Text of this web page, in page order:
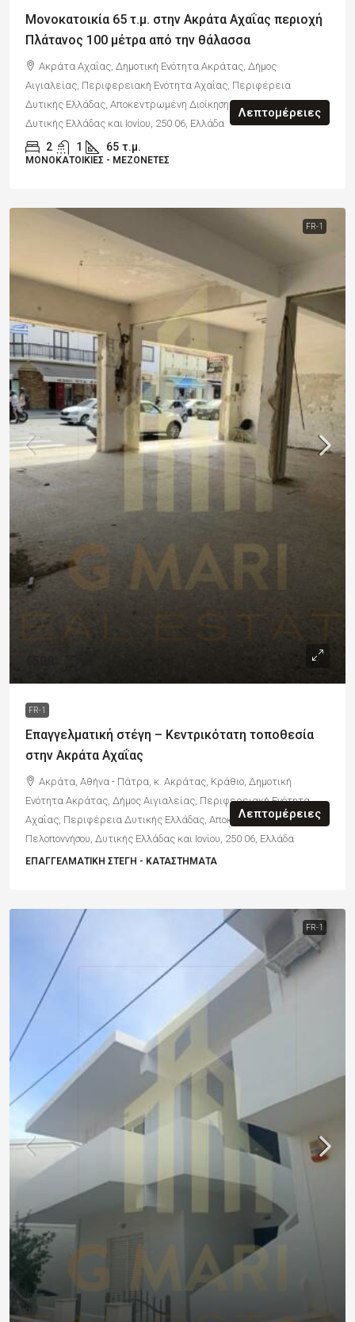
Μονοκατοικία 65 τ.μ. στην Ακράτα Αχαΐας περιοχή
Πλάτανος 100 μέτρα από την θάλασσα
Ακράτα Αχαΐας, Δημοτική Ενότητα Ακράτας, Δήμος
Αιγιαλείας, Περιφερειακή Ενότητα Αχαΐας, Περιφέρεια
Δυτικής Ελλάδας, Αποκεντρωμένη Διοίκηση Πελοποννήσου,
Δυτικής Ελλάδας και Ιονίου, 250 06, Ελλάδα
2 1 65 τ.μ.
ΜΟΝΟΚΑΤΟΙΚΊΕΣ - ΜΕΖΟΝΈΤΕΣ
Λεπτομέρειες
FR-1
FR-1
Επαγγελματική στέγη – Κεντρικότατη τοποθεσία
στην Ακράτα Αχαΐας
Ακράτα, Αθήνα - Πάτρα, κ. Ακράτας, Κράθιο, Δημοτική
Ενότητα Ακράτας, Δήμος Αιγιαλείας, Περιφερειακή Ενότητα
Αχαΐας, Περιφέρεια Δυτικής Ελλάδας, Αποκεντρωμένη Διοίκηση
Πελοποννήσου, Δυτικής Ελλάδας και Ιονίου, 250 06, Ελλάδα
ΕΠΑΓΓΕΛΜΑΤΙΚΉ ΣΤΈΓΗ - ΚΑΤΆΣΤΗΜΑΤΑ
Λεπτομέρειες
FR-1